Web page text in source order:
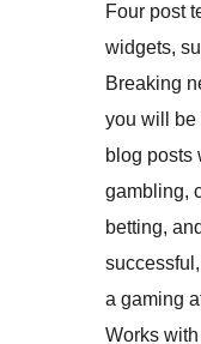
Four post
widgets,
Breaking
you will be
blog posts
gambling,
betting,
a gaming
Works